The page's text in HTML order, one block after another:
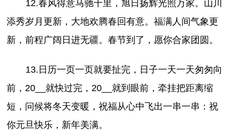
12.春风得意马驰千里，旭日扬辉光照万家。山川
添秀岁月更新，大地欢腾春回有意。福满人间气象更
新，前程广阔日进无疆。春节到了，愿你合家团圆。
13.日历一页一页就要扯完，日子一天一天匆匆向
前，20__就快过完，20__就到眼前，牵挂把距离缩
短，问候将冬天变暖，祝福从心中飞出一串一串：祝
你元旦快乐，新年美满。